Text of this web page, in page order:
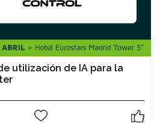
utilización de IA para la